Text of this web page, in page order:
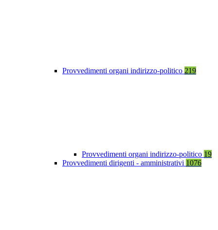
Provvedimenti organi indirizzo-politico 219
Provvedimenti organi indirizzo-politico 19
Provvedimenti dirigenti - amministrativi 1076